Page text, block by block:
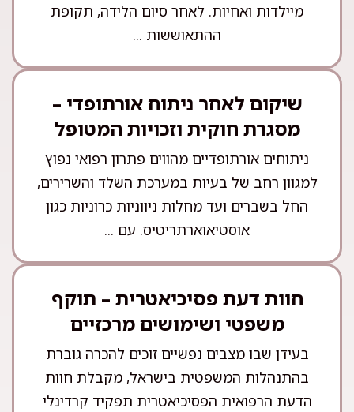
מיילדות ואחיות. לאחר סיום הלידה, תקופת
ההתאוששות ...
שיקום לאחר ניתוח אורתופדי –
מסגרת חוקית וזכויות המטופל
ניתוחים אורתופדיים מהווים פתרון רפואי נפוץ
למגוון רחב של בעיות במערכת השלד והשרירים,
החל בשברים ועד מחלות ניווניות כרוניות כגון
אוסטיאוארתריטיס. עם ...
חוות דעת פסיכיאטרית – תוקף
משפטי ושימושים מרכזיים
בעידן שבו מצבים נפשיים זוכים להכרה גוברת
בהתנהלות המשפטית בישראל, מקבלת חוות
הדעת הרפואית הפסיכיאטרית תפקיד קרדינלי